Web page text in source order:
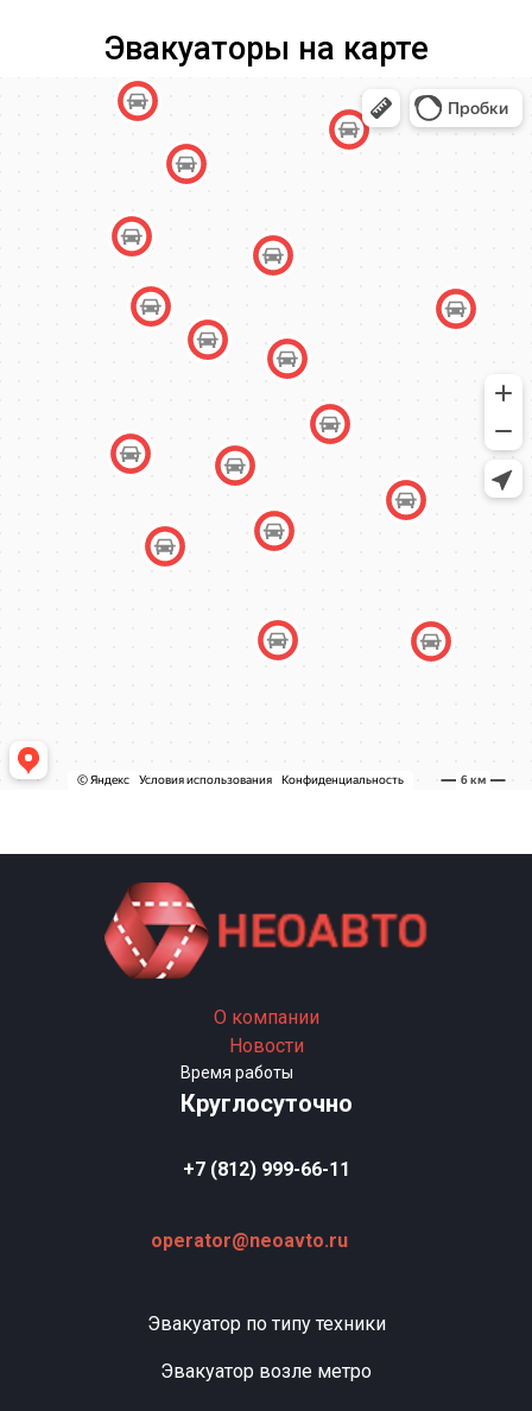
Эвакуаторы на карте
О компании
Новости
Время работы
Круглосуточно
+7 (812) 999-66-11
operator@neoavto.ru
Эвакуатор по типу техники
Эвакуатор возле метро